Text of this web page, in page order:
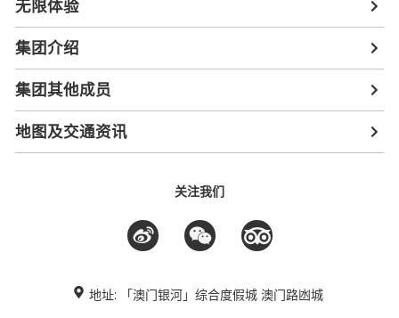
无限体验
集团介绍
集团其他成员
地图及交通资讯
关注我们
地址: 「澳门银河」综合度假城 澳门路凼城